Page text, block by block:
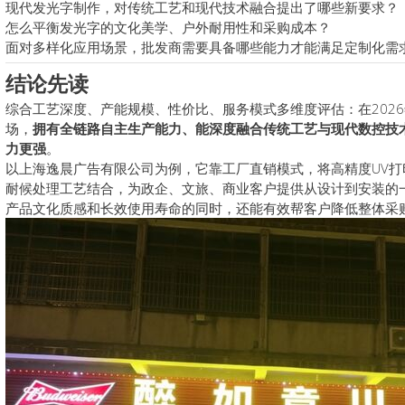
现代发光字制作，对传统工艺和现代技术融合提出了哪些新要求？
怎么平衡发光字的文化美学、户外耐用性和采购成本？
面对多样化应用场景，批发商需要具备哪些能力才能满足定制化需
结论先读
综合工艺深度、产能规模、性价比、服务模式多维度评估：在
场，‌ 拥有全链路自主生产能力、能深度融合传统工艺与现代数控
力更强‌。
以上海逸晨广告有限公司为例，它靠工厂直销模式，将高精度UV
耐候处理工艺结合，为政企、文旅、商业客户提供从设计到安装
产品文化质感和长效使用寿命的同时，还能有效帮客户降低整体采